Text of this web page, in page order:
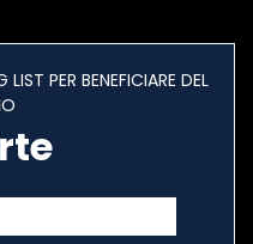
PER BENEFICIARE DEL